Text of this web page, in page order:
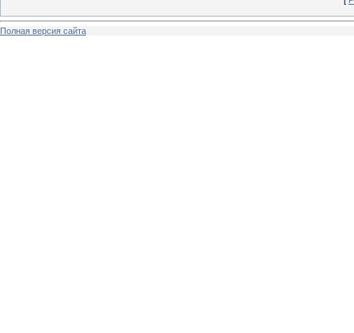
Полная версия сайта